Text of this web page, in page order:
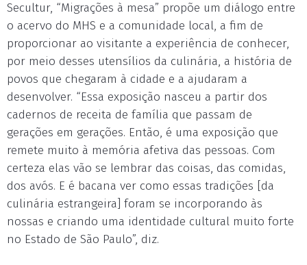
Secultur, “Migrações à mesa” propõe um diálogo entre
o acervo do MHS e a comunidade local, a fim de
proporcionar ao visitante a experiência de conhecer,
por meio desses utensílios da culinária, a história de
povos que chegaram à cidade e a ajudaram a
desenvolver. “Essa exposição nasceu a partir dos
cadernos de receita de família que passam de
gerações em gerações. Então, é uma exposição que
remete muito à memória afetiva das pessoas. Com
certeza elas vão se lembrar das coisas, das comidas,
dos avós. E é bacana ver como essas tradições [da
culinária estrangeira] foram se incorporando às
nossas e criando uma identidade cultural muito forte
no Estado de São Paulo”, diz.